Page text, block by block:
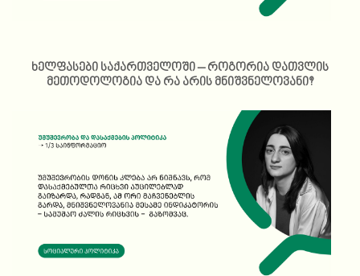
ხელფასები საქართველოში – როგორია დათვლის
მეთოდოლოგია და რა არის მნიშვნელოვანი?